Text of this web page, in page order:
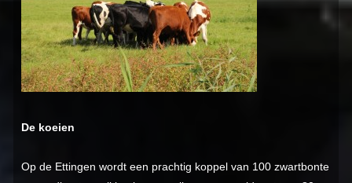
De koeien
Op de Ettingen wordt een prachtig koppel van 100 zwartbonte